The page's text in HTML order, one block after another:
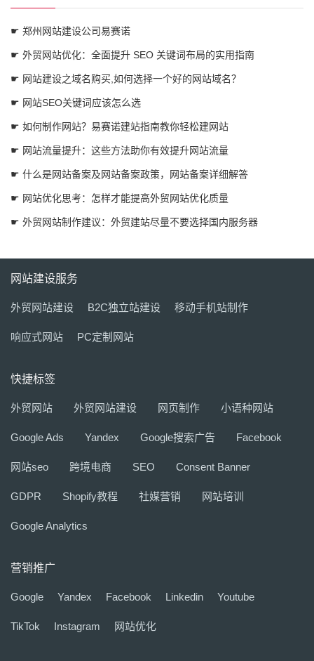
☛ 郑州网站建设公司易赛诺
☛ 外贸网站优化：全面提升 SEO 关键词布局的实用指南
☛ 网站建设之域名购买,如何选择一个好的网站域名？
☛ 网站SEO关键词应该怎么选
☛ 如何制作网站？易赛诺建站指南教你轻松建网站
☛ 网站流量提升：这些方法助你有效提升网站流量
☛ 什么是网站备案及网站备案政策，网站备案详细解答
☛ 网站优化思考：怎样才能提高外贸网站优化质量
☛ 外贸网站制作建议：外贸建站尽量不要选择国内服务器
网站建设服务
外贸网站建设 B2C独立站建设 移动手机站制作
响应式网站 PC定制网站
快捷标签
外贸网站 外贸网站建设 网页制作 小语种网站
Google Ads Yandex Google搜索广告 Facebook
网站seo 跨境电商 SEO Consent Banner
GDPR Shopify教程 社媒营销 网站培训
Google Analytics
营销推广
Google Yandex Facebook Linkedin Youtube
TikTok Instagram 网站优化